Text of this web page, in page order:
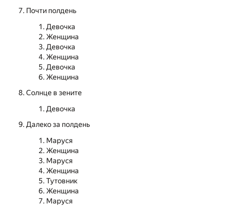
Почти полдень
Девочка
Женщина
Девочка
Женщина
Девочка
Женщина
Солнце в зените
Девочка
Далеко за полдень
Маруся
Женщина
Маруся
Женщина
Тутовник
Женщина
Маруся